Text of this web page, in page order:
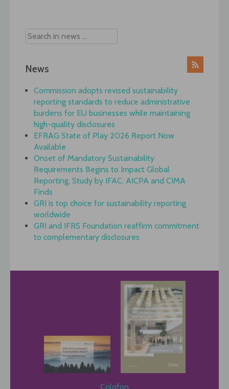
News
Commission adopts revised sustainability
reporting standards to reduce administrative
burdens for EU businesses while maintaining
high-quality disclosures
EFRAG State of Play 2026 Report Now
Available
Onset of Mandatory Sustainability
Requirements Begins to Impact Global
Reporting, Study by IFAC, AICPA and CIMA
Finds
GRI is top choice for sustainability reporting
worldwide
GRI and IFRS Foundation reaffirm commitment
to complementary disclosures
Colofon